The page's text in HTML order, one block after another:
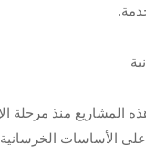
المشاريع منذ مرحلة
الأساسات